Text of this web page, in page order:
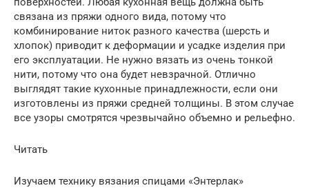
связана из пряжи одного вида, потому что
комбинирование ниток разного качества (шерсть и
хлопок) приводит к деформации и усадке изделия при
его эксплуатации. Не нужно вязать из очень тонкой
нити, потому что она будет невзрачной. Отлично
выглядят такие кухонные принадлежности, если они
изготовлены из пряжи средней толщины. В этом случае
все узоры смотрятся чрезвычайно объемно и рельефно.
Читать
Изучаем технику вязания спицами «Энтерлак»